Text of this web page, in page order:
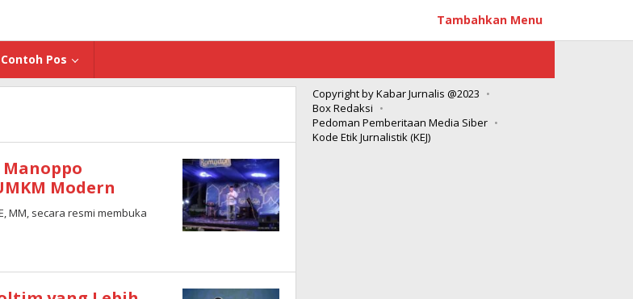
Tambahkan Menu
Contoh Pos
Modern
MM, secara resmi membuka
Copyright by Kabar Jurnalis @2023
Box Redaksi
Pedoman Pemberitaan Media Siber
Kode Etik Jurnalistik (KEJ)